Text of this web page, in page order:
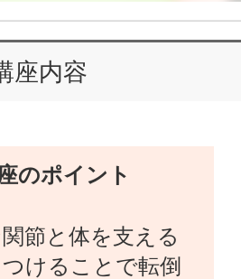
座内容
のポイント
節と体を支える
けることで転倒